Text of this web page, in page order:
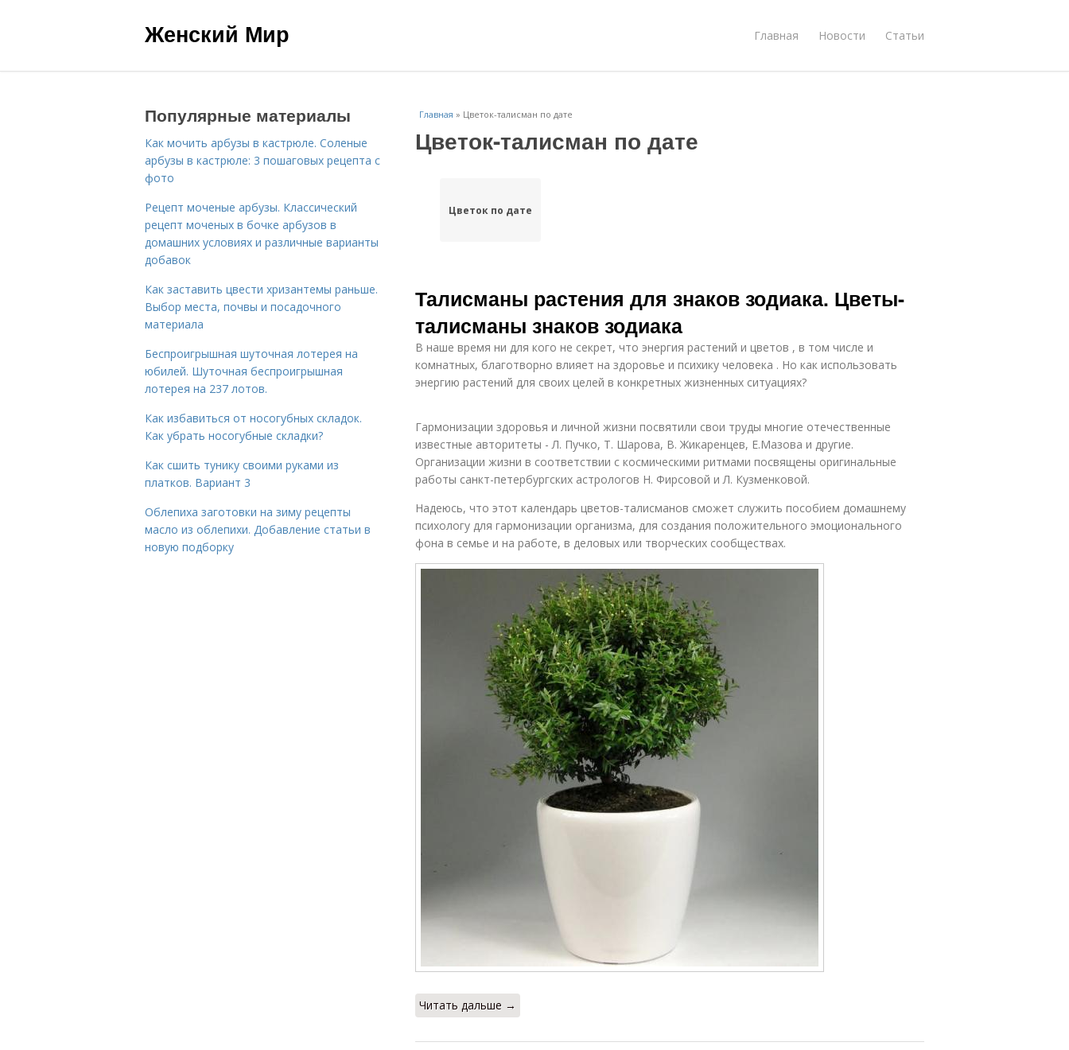
Женский Мир Главная Новости Статьи
Главная » Цветок-талисман по дате
Цветок-талисман по дате
Цветок по дате
Талисманы растения для знаков зодиака. Цветы-
талисманы знаков зодиака
В наше время ни для кого не секрет, что энергия растений и цветов , в том числе и
комнатных, благотворно влияет на здоровье и психику человека . Но как использовать
энергию растений для своих целей в конкретных жизненных ситуациях?
Гармонизации здоровья и личной жизни посвятили свои труды многие отечественные
известные авторитеты - Л. Пучко, Т. Шарова, В. Жикаренцев, Е.Мазова и другие.
Организации жизни в соответствии с космическими ритмами посвящены оригинальные
работы санкт-петербургских астрологов Н. Фирсовой и Л. Кузменковой.
Надеюсь, что этот календарь цветов-талисманов сможет служить пособием домашнему
психологу для гармонизации организма, для создания положительного эмоционального
фона в семье и на работе, в деловых или творческих сообществах.
Читать дальше →
Популярные материалы
Как мочить арбузы в кастрюле. Соленые
арбузы в кастрюле: 3 пошаговых рецепта с
фото
Рецепт моченые арбузы. Классический
рецепт моченых в бочке арбузов в
домашних условиях и различные варианты
добавок
Как заставить цвести хризантемы раньше.
Выбор места, почвы и посадочного
материала
Беспроигрышная шуточная лотерея на
юбилей. Шуточная беспроигрышная
лотерея на 237 лотов.
Как избавиться от носогубных складок.
Как убрать носогубные складки?
Как сшить тунику своими руками из
платков. Вариант 3
Облепиха заготовки на зиму рецепты
масло из облепихи. Добавление статьи в
новую подборку